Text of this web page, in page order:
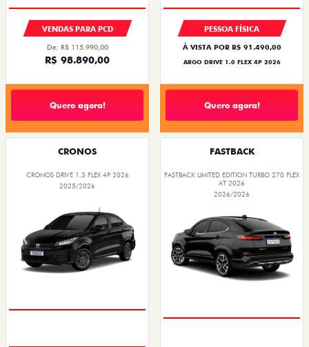
VENDAS PARA PCD
De: R$ 115.990,00
R$ 98.890,00
Quero agora!
PESSOA FÍSICA
À VISTA POR R$ 91.490,00
ARGO DRIVE 1.0 FLEX 4P 2026
Quero agora!
CRONOS
CRONOS DRIVE 1.3 FLEX 4P 2026
2025/2026
FASTBACK
FASTBACK LIMITED EDITION TURBO 270 FLEX
AT 2026
2026/2026